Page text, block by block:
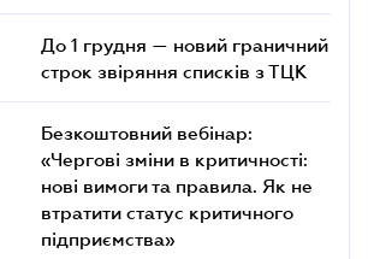
До 1 грудня — новий граничний
строк звіряння списків з ТЦК
Безкоштовний вебінар:
«Чергові зміни в критичності:
нові вимоги та правила. Як не
втратити статус критичного
підприємства»